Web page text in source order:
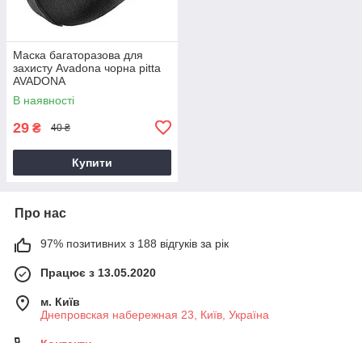
Маска багаторазова для
захисту Avadona чорна pitta
AVADONA
В наявності
29 ₴ 40 ₴
Купити
Про нас
97% позитивних з 188 відгуків за рік
Працює з 13.05.2020
м. Київ
Днепровская набережная 23, Київ, Україна